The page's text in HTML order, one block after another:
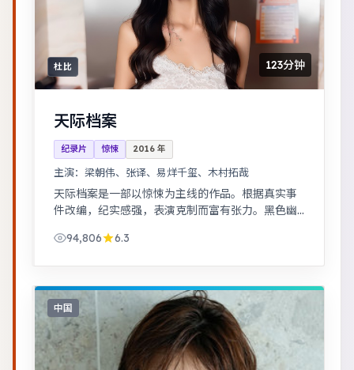
杜比 123分钟
天际档案
纪录片 惊悚 2016 年
主演： 梁朝伟、张译、易烊千玺、木村拓哉
天际档案是一部以惊悚为主线的作品。根据真实事
件改编，纪实感强，表演克制而富有张力。黑色幽
94,806
6.3
中国